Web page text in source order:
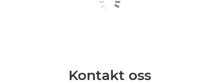
Kontakt oss